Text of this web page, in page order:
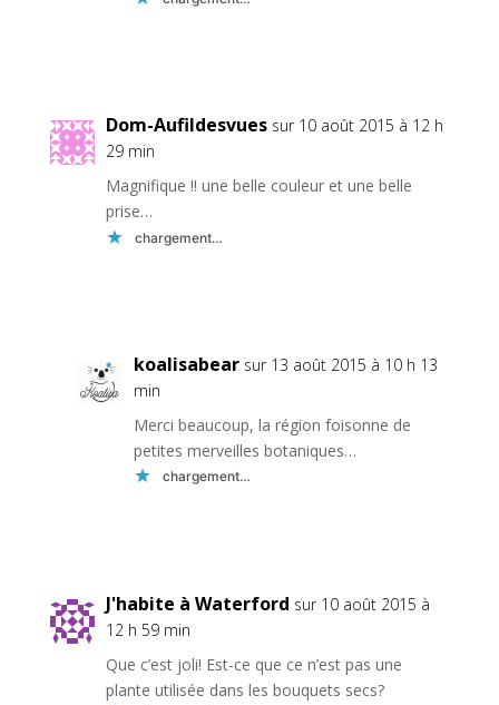
Dom-Aufildesvues sur 10 août 2015 à 12 h
29 min
Magnifique !! une belle couleur et une belle
prise…
chargement…
koalisabear sur 13 août 2015 à 10 h 13
min
Merci beaucoup, la région foisonne de
petites merveilles botaniques…
chargement…
J'habite à Waterford sur 10 août 2015 à
12 h 59 min
Que c’est joli! Est-ce que ce n’est pas une
plante utilisée dans les bouquets secs?